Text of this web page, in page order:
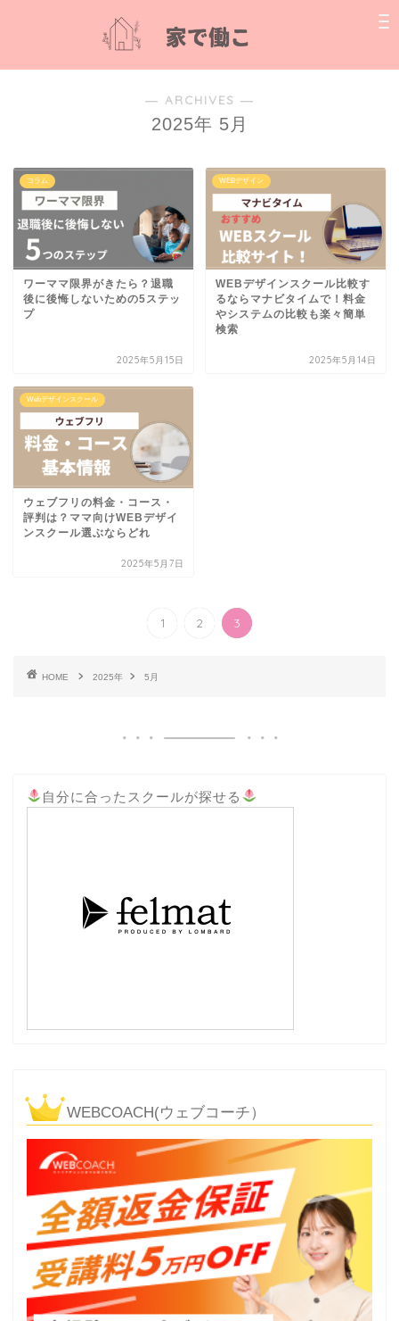
― ARCHIVES ―
2025年 5月
コラム
ワーママ限界がきたら？退職
後に後悔しないための5ステッ
プ
2025年5月15日
WEBデザイン
WEBデザインスクール比較す
るならマナビタイムで！料金
やシステムの比較も楽々簡単
検索
2025年5月14日
Webデザインスクール
ウェブフリの料金・コース・
評判は？ママ向けWEBデザイ
ンスクール選ぶならどれ
2025年5月7日
1 2 3
HOME 2025年 5月
自分に合ったスクールが探せる
WEBCOACH(ウェブコーチ）